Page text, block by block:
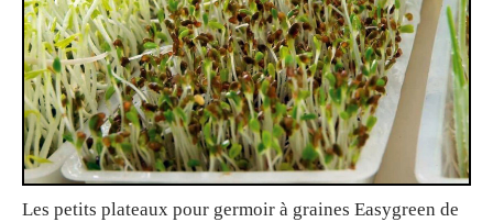
Les petits plateaux pour germoir à graines Easygreen de